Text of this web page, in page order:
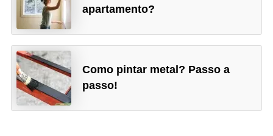
apartamento?
Como pintar metal? Passo a
passo!